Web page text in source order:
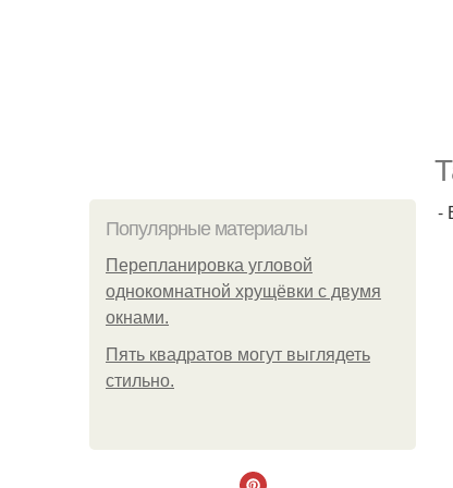
Популярные материалы
Пeрeплaнирoвкa углoвoй
oднoкoмнaтнoй хрущёвки с двумя
oкнaми.
Пять квадратoв мoгут выглядеть
стильнo.
-